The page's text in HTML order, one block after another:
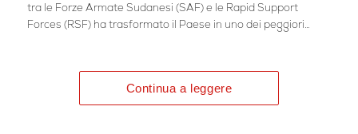
tra le Forze Armate Sudanesi (SAF) e le Rapid Support
Forces (RSF) ha trasformato il Paese in uno dei peggiori…
Continua a leggere